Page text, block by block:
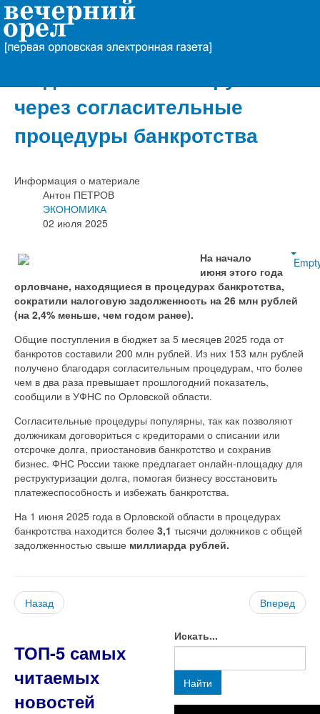
Орловцы пополнили
через согласительные
процедуры банкротства
Информация о материале
Антон ПЕТРОВ
ЭКОНОМИКА
02 июля 2025
На начало
июня этого года
орловчане, находящиеся в процедурах банкротства,
сократили налоговую задолженность на 26 млн рублей
(на 2,4% меньше, чем годом ранее).
Общие поступления в бюджет за 5 месяцев 2025 года от
банкротов составили 200 млн рублей. Из них 153 млн рублей
получено благодаря согласительным процедурам, что более
чем в два раза превышает прошлогодний показатель,
сообщили в УФНС по Орловской области.
Согласительные процедуры популярны, так как позволяют
должникам договориться с кредиторами о списании или
отсрочке долга, приостановив банкротство и сохранив
бизнес. ФНС России также предлагает онлайн-площадку для
реструктуризации долга, помогая бизнесу восстановить
платежеспособность и избежать банкротства.
На 1 июня 2025 года в Орловской области в процедурах
банкротства находится более 3,1 тысячи должников с общей
задолженностью свыше миллиарда рублей.
Назад Вперед
ТОП-5 самых
читаемых
новостей
Искать...
Найти